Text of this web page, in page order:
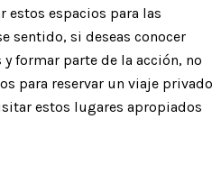
estos espacios para las
sentido, si deseas conocer
formar parte de la acción, no
para reservar un viaje privado
estos lugares apropiados